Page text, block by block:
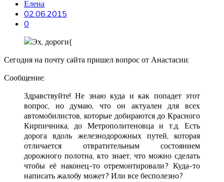
Елена
02.06.2015
0
Сегодня на почту сайта пришел вопрос от Анастасии:
Сообщение:
Здравствуйте! Не знаю куда и как попадет этот
вопрос, но думаю, что он актуален для всех
автомобилистов, которые добираются до Красного
Кирпичника, до Метрополитеновца и т.д. Есть
дорога вдоль железнодорожных путей, которая
отличается отвратительным состоянием
дорожного полотна, кто знает, что можно сделать
чтобы её наконец-то отремонтировали? Куда-то
написать жалобу может? Или все бесполезно?